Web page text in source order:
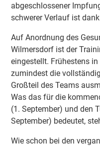
abgeschlossener
schwerer Verlauf ist
Auf Anordnung des
Wilmersdorf ist der
eingestellt. Frühestens
zumindest die
Großteil des Teams
Was das für die
(1. September) und den
September) bedeutet,
Wie schon bei den